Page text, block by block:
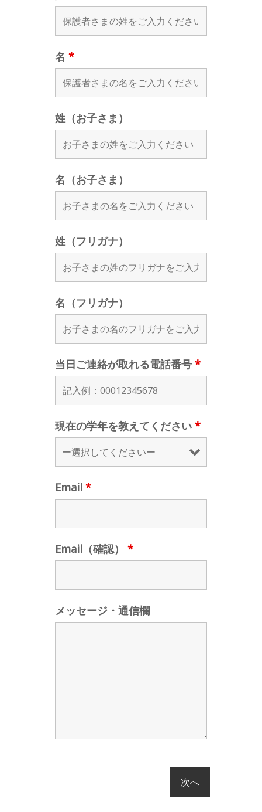
名 *
姓（お子さま）
名（お子さま）
姓（フリガナ）
名（フリガナ）
当日ご連絡が取れる電話番号 *
現在の学年を教えてください *
Email *
Email（確認） *
メッセージ・通信欄